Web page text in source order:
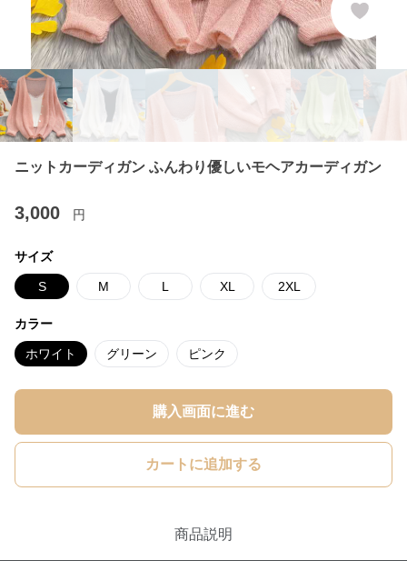
ニットカーディガン ふんわり優しいモヘアカーディガン
3,000 円
サイズ
S M L XL 2XL
カラー
ホワイト グリーン ピンク
購入画面に進む
カートに追加する
商品説明